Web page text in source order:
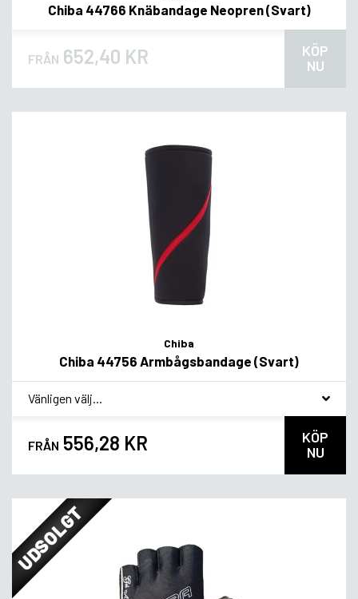
Chiba 44766 Knäbandage Neopren (Svart)
FRÅN 652,40 KR
KÖP
NU
Chiba
Chiba 44756 Armbågsbandage (Svart)
* Smakvariant
FRÅN 556,28 KR
KÖP
NU
UDSOLGT